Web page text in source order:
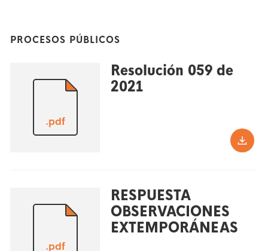
PROCESOS PÚBLICOS
.pdf
Resolución 059 de
2021
.pdf
RESPUESTA
OBSERVACIONES
EXTEMPORÁNEAS